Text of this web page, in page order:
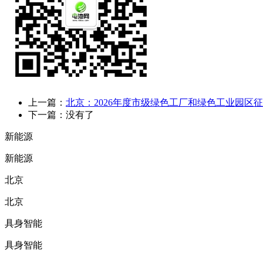
上一篇： 北京：2026年度市级绿色工厂和绿色工业园区
下一篇：没有了
新能源
新能源
北京
北京
具身智能
具身智能